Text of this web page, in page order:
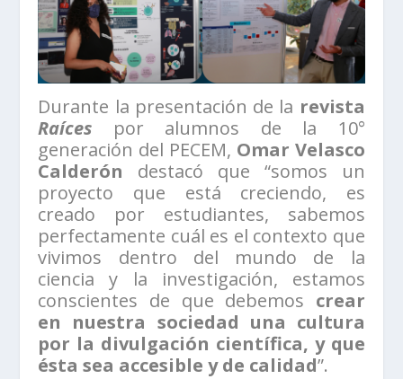
Durante la presentación de la revista
Raíces por alumnos de la 10°
generación del PECEM, Omar Velasco
Calderón destacó que “somos un
proyecto que está creciendo, es
creado por estudiantes, sabemos
perfectamente cuál es el contexto que
vivimos dentro del mundo de la
ciencia y la investigación, estamos
conscientes de que debemos crear
en nuestra sociedad una cultura
por la divulgación científica, y que
ésta sea accesible y de calidad”.